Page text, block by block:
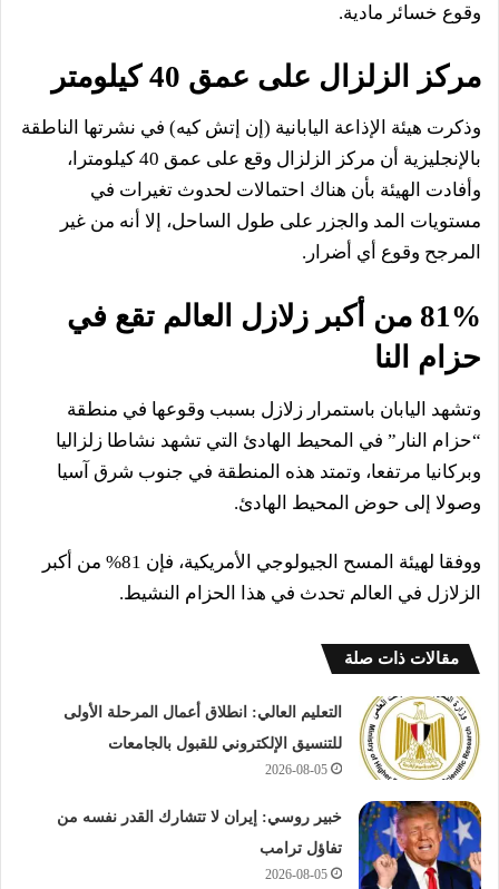
وقوع خسائر مادية.
مركز الزلزال على عمق 40 كيلومتر
وذكرت هيئة الإذاعة اليابانية (إن إتش كيه) في نشرتها الناطقة
بالإنجليزية أن مركز الزلزال
وقع على عمق 40 كيلومترا،
وأفادت الهيئة بأن هناك احتمالات لحدوث تغيرات في
مستويات المد والجزر على طول الساحل، إلا أنه من غير
المرجح وقوع أي أضرار.
81% من أكبر زلازل العالم تقع في
حزام النا
وتشهد اليابان باستمرار زلازل بسبب وقوعها في منطقة
“حزام النار” في المحيط الهادئ التي تشهد نشاطا زلزاليا
وبركانيا مرتفعا، وتمتد هذه المنطقة في جنوب شرق آسيا
وصولا إلى حوض المحيط الهادئ.
ووفقا لهيئة المسح الجيولوجي الأمريكية، فإن 81% من أكبر
الزلازل في العالم تحدث في هذا الحزام النشيط.
مقالات ذات صلة
التعليم العالي: انطلاق أعمال المرحلة الأولى
للتنسيق الإلكتروني للقبول بالجامعات
2026-08-05
خبير روسي: إيران لا تتشارك القدر نفسه من
تفاؤل ترامب
2026-08-05